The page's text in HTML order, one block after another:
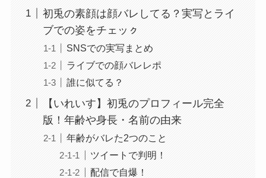
初兎の素顔は顔バレしてる？実写とライ
ブでの姿をチェッㇰ
SNSでの実写まとめ
ライブでの顔バレレポ
誰に似てる？
【いれいす】初兎のプロフィール完全
版！年齢や身長・名前の由来
年齢がバレた2つのこと
ツイートで判明！
配信で自爆！